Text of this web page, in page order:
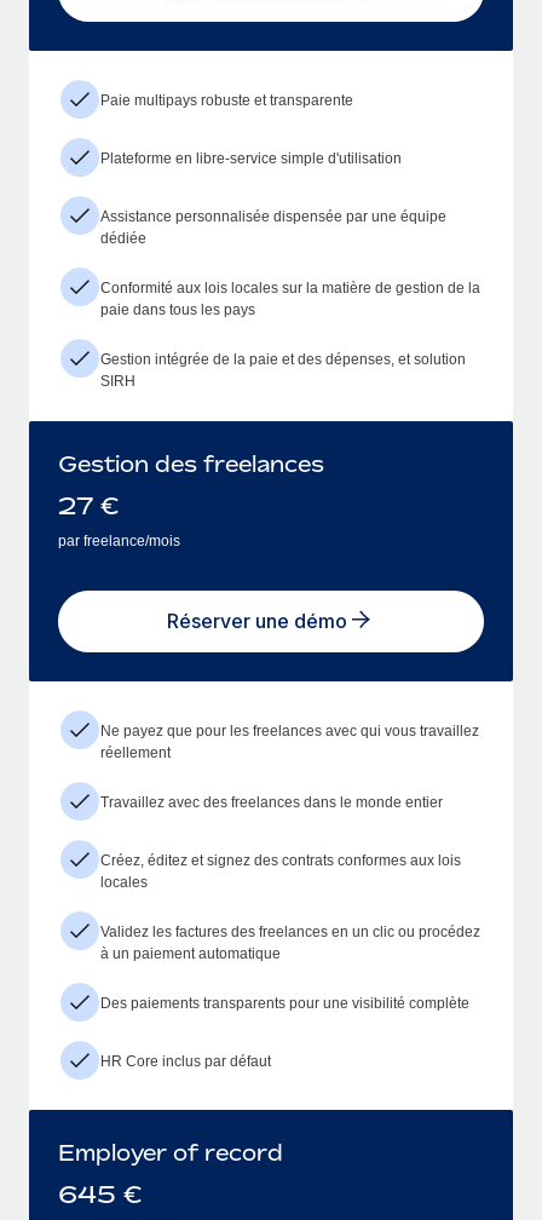
Paie multipays robuste et transparente
Plateforme en libre-service simple d'utilisation
Assistance personnalisée dispensée par une équipe
dédiée
Conformité aux lois locales sur la matière de gestion de la
paie dans tous les pays
Gestion intégrée de la paie et des dépenses, et solution
SIRH
Gestion des freelances
27 €
par freelance/mois
Réserver une démo
Ne payez que pour les freelances avec qui vous travaillez
réellement
Travaillez avec des freelances dans le monde entier
Créez, éditez et signez des contrats conformes aux lois
locales
Validez les factures des freelances en un clic ou procédez
à un paiement automatique
Des paiements transparents pour une visibilité complète
HR Core inclus par défaut
Employer of record
645 €